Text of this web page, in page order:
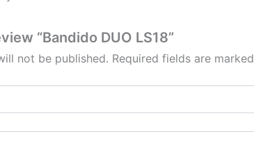
“Bandido DUO LS18”
not be published. Required fields are marked